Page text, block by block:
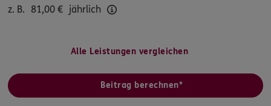
z. B. 81,00 € jährlich
Alle Leistungen vergleichen
Beitrag berechnen*